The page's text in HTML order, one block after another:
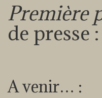
Première
de presse :
A venir… :